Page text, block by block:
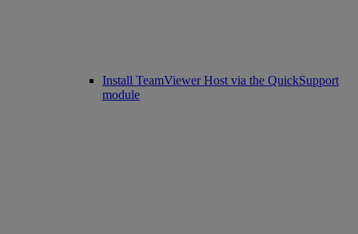
Install TeamViewer Host via the QuickSupport
module